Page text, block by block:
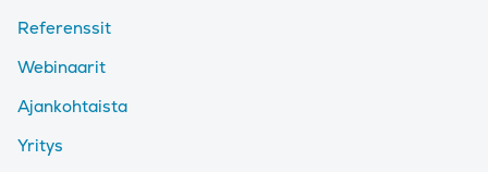
Referenssit
Webinaarit
Ajankohtaista
Yritys